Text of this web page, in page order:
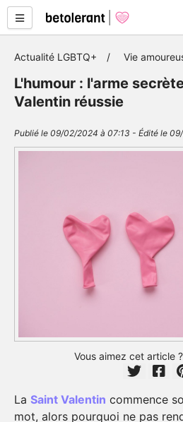
Actualité LGBTQ+ Vie
L'humour : l'arme
Valentin réussie
Publié le 09/02/2024 à 07:13 - Édité le
Vous aimez cet article
La Saint Valentin commence
mot, alors pourquoi ne pas